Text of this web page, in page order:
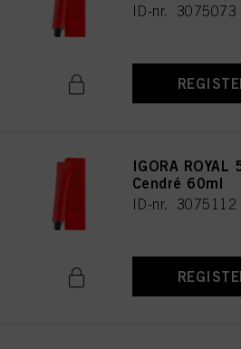
ID-nr. 3075073
IGORA
Cendré 60ml
ID-nr. 3075112